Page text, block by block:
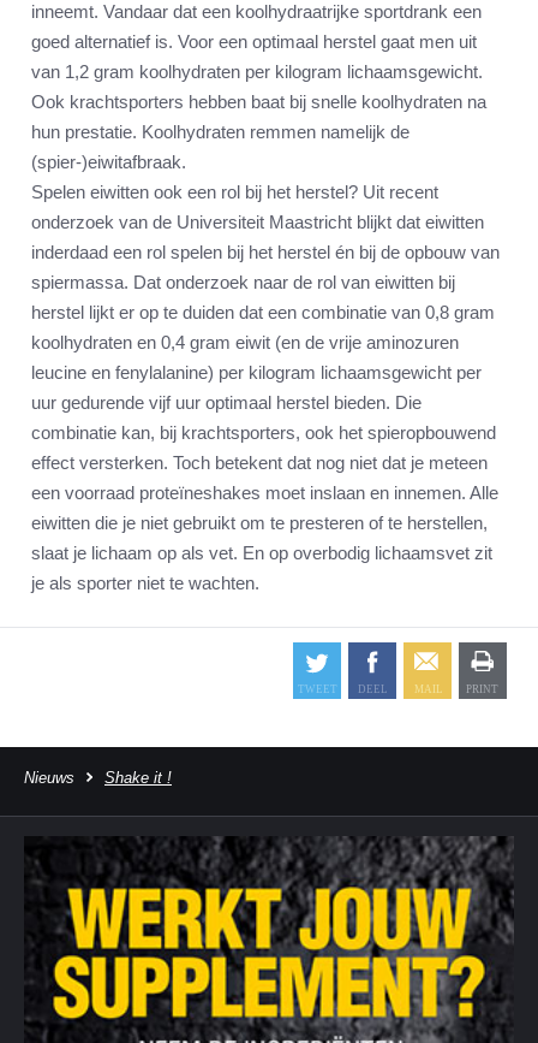
inneemt. Vandaar dat een koolhydraatrijke sportdrank een
goed alternatief is. Voor een optimaal herstel gaat men uit
van 1,2 gram koolhydraten per kilogram lichaamsgewicht.
Ook krachtsporters hebben baat bij snelle koolhydraten na
hun prestatie. Koolhydraten remmen namelijk de
(spier-)eiwitafbraak.
Spelen eiwitten ook een rol bij het herstel? Uit recent
onderzoek van de Universiteit Maastricht blijkt dat eiwitten
inderdaad een rol spelen bij het herstel én bij de opbouw van
spiermassa. Dat onderzoek naar de rol van eiwitten bij
herstel lijkt er op te duiden dat een combinatie van 0,8 gram
koolhydraten en 0,4 gram eiwit (en de vrije aminozuren
leucine en fenylalanine) per kilogram lichaamsgewicht per
uur gedurende vijf uur optimaal herstel bieden. Die
combinatie kan, bij krachtsporters, ook het spieropbouwend
effect versterken. Toch betekent dat nog niet dat je meteen
een voorraad proteïneshakes moet inslaan en innemen. Alle
eiwitten die je niet gebruikt om te presteren of te herstellen,
slaat je lichaam op als vet. En op overbodig lichaamsvet zit
je als sporter niet te wachten.
Nieuws Shake it !